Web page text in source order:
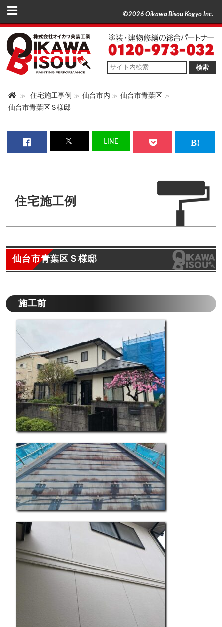
©2026 Oikawa Bisou Kogyo Inc.
検索
住宅施工事例 仙台市内
仙台市青葉区
仙台市青葉区Ｓ様邸
LINE
住宅施工例
仙台市青葉区Ｓ様邸
施工前